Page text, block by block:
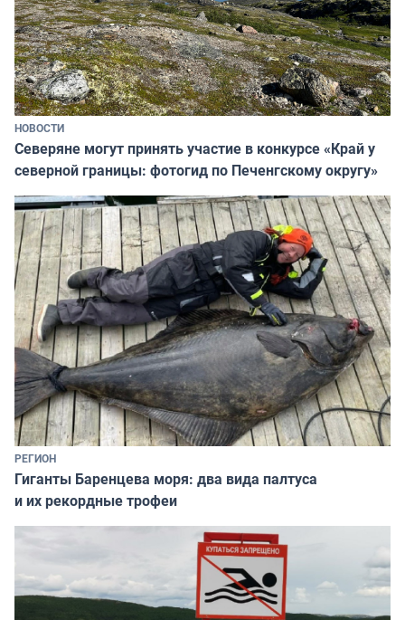
НОВОСТИ
Северяне могут принять участие в конкурсе «Край у
северной границы: фотогид по Печенгскому округу»
РЕГИОН
Гиганты Баренцева моря: два вида палтуса
и их рекордные трофеи